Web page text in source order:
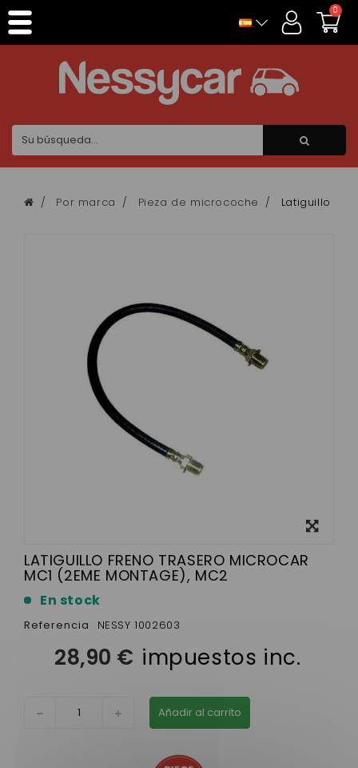
0
Por marca Pieza de microcoche Latiguillo
LATIGUILLO FRENO TRASERO MICROCAR
MC1 (2EME MONTAGE), MC2
En stock
Referencia NESSY 1002603
28,90 € impuestos inc.
Añadir al carrito
Panel de gestión de cookies